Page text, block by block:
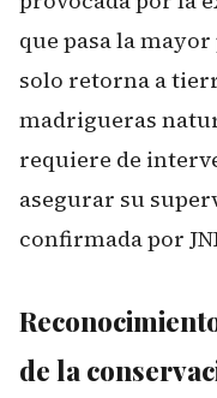
que pasa la
solo retorna a
madrigueras
requiere de
asegurar su
confirmada por
de la